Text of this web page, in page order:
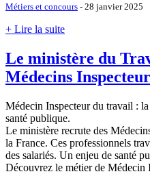
Métiers et concours - 28 janvier 2025
+ Lire la suite
Le ministère du
Médecins
Médecin Inspecteur du travail :
santé publique.
Le ministère recrute des
la France. Ces professionnels
des salariés. Un enjeu de santé
Découvrez le métier de